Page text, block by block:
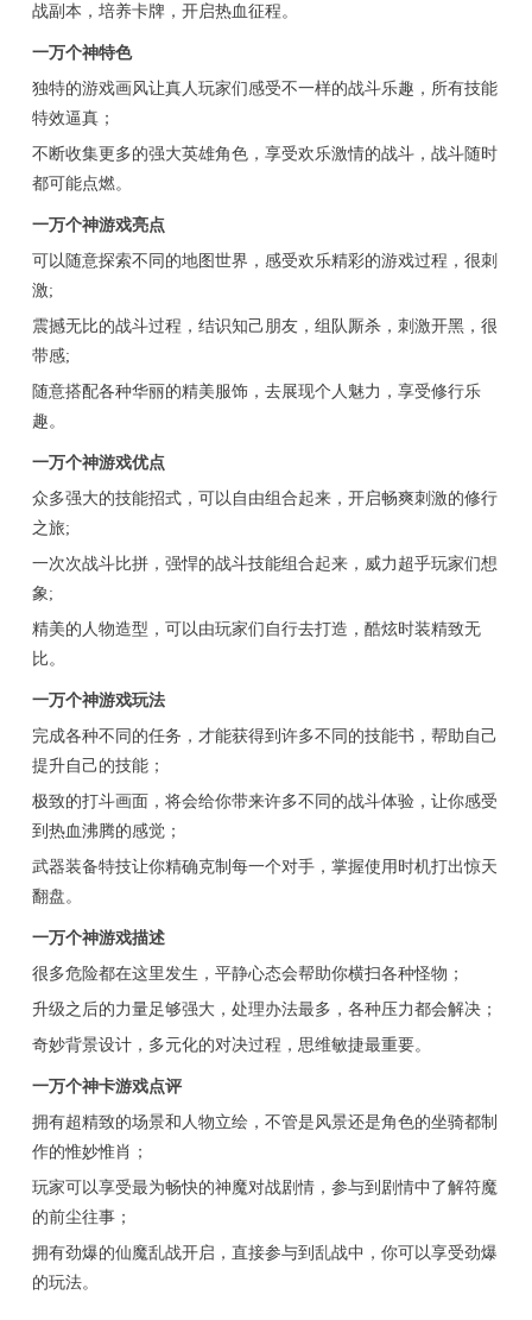
战副本，培养卡牌，开启热血征程。
一万个神特色
独特的游戏画风让真人玩家们感受不一样的战斗乐趣，所有技能
特效逼真；
不断收集更多的强大英雄角色，享受欢乐激情的战斗，战斗随时
都可能点燃。
一万个神游戏亮点
可以随意探索不同的地图世界，感受欢乐精彩的游戏过程，很刺
激;
震撼无比的战斗过程，结识知己朋友，组队厮杀，刺激开黑，很
带感;
随意搭配各种华丽的精美服饰，去展现个人魅力，享受修行乐
趣。
一万个神游戏优点
众多强大的技能招式，可以自由组合起来，开启畅爽刺激的修行
之旅;
一次次战斗比拼，强悍的战斗技能组合起来，威力超乎玩家们想
象;
精美的人物造型，可以由玩家们自行去打造，酷炫时装精致无
比。
一万个神游戏玩法
完成各种不同的任务，才能获得到许多不同的技能书，帮助自己
提升自己的技能；
极致的打斗画面，将会给你带来许多不同的战斗体验，让你感受
到热血沸腾的感觉；
武器装备特技让你精确克制每一个对手，掌握使用时机打出惊天
翻盘。
一万个神游戏描述
很多危险都在这里发生，平静心态会帮助你横扫各种怪物；
升级之后的力量足够强大，处理办法最多，各种压力都会解决；
奇妙背景设计，多元化的对决过程，思维敏捷最重要。
一万个神卡游戏点评
拥有超精致的场景和人物立绘，不管是风景还是角色的坐骑都制
作的惟妙惟肖；
玩家可以享受最为畅快的神魔对战剧情，参与到剧情中了解符魔
的前尘往事；
拥有劲爆的仙魔乱战开启，直接参与到乱战中，你可以享受劲爆
的玩法。